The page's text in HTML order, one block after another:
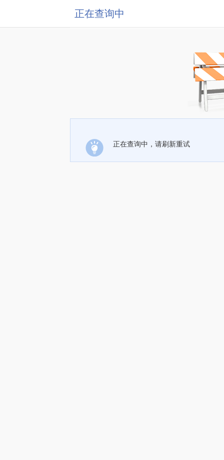
正在查询中
正在查询中，请刷新重试